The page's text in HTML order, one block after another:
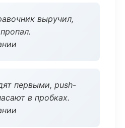
выручил,
первыми, push-
в пробках.